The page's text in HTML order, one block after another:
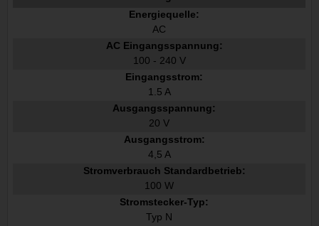
Energiequelle:
AC
AC Eingangsspannung:
100 - 240 V
Eingangsstrom:
1.5 A
Ausgangsspannung:
20 V
Ausgangsstrom:
4,5 A
Stromverbrauch Standardbetrieb:
100 W
Stromstecker-Typ:
Typ N